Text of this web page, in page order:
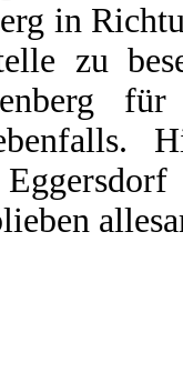
in
zu